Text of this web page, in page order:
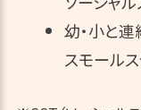
幼・小と
スモール